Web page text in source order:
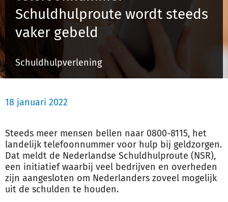
Registreren
Schuldhulproute wordt steeds
vaker gebeld
Schuldhulpverlening
18 januari 2022
Steeds meer mensen bellen naar 0800-8115, het
landelijk telefoonnummer voor hulp bij geldzorgen.
Dat meldt de Nederlandse Schuldhulproute (NSR),
een initiatief waarbij veel bedrijven en overheden
zijn aangesloten om Nederlanders zoveel mogelijk
uit de schulden te houden.